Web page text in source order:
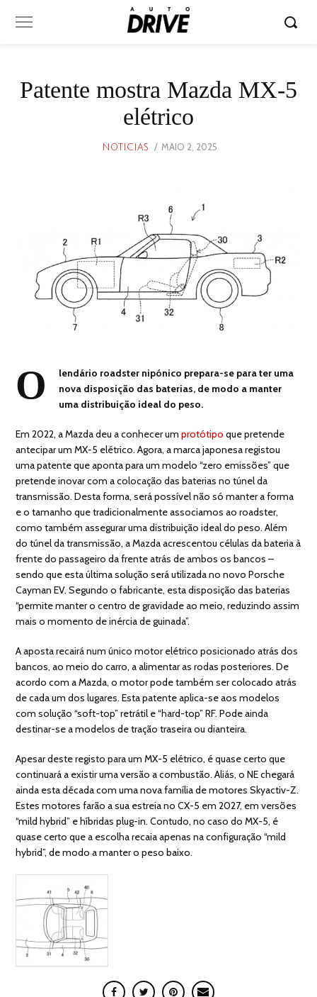
Patente mostra Mazda MX-5
elétrico
NOTICIAS
POSTED
MAIO 2, 2025
O
lendário roadster nipónico prepara-se para ter uma
nova disposição das baterias, de modo a manter
uma distribuição ideal do peso.
Em 2022, a Mazda deu a conhecer umprotótipo que pretende
antecipar um MX-5 elétrico. Agora, a marca japonesa registou
uma patente que aponta para um modelo “zero emissões” que
pretende inovar com a colocação das baterias no túnel da
transmissão. Desta forma, será possível não só manter a forma
e o tamanho que tradicionalmente associamos ao roadster,
como também assegurar uma distribuição ideal do peso. Além
do túnel da transmissão, a Mazda acrescentou células da bateria à
frente do passageiro da frente atrás de ambos os bancos –
sendo que esta última solução será utilizada no novo Porsche
Cayman EV. Segundo o fabricante, esta disposição das baterias
“permite manter o centro de gravidade ao meio, reduzindo assim
mais o momento de inércia de guinada”.
A aposta recairá num único motor elétrico posicionado atrás dos
bancos, ao meio do carro, a alimentar as rodas posteriores. De
acordo com a Mazda, o motor pode também ser colocado atrás
de cada um dos lugares. Esta patente aplica-se aos modelos
com solução “soft-top” retrátil e “hard-top” RF. Pode ainda
destinar-se a modelos de tração traseira ou dianteira.
Apesar deste registo para um MX-5 elétrico, é quase certo que
continuará a existir uma versão a combustão. Aliás, o NE chegará
ainda esta década com uma nova família de motores Skyactiv-Z.
Estes motores farão a sua estreia no CX-5 em 2027, em versões
“mild hybrid” e híbridas plug-in. Contudo, no caso do MX-5, é
quase certo que a escolha recaia apenas na configuração “mild
hybrid”, de modo a manter o peso baixo.